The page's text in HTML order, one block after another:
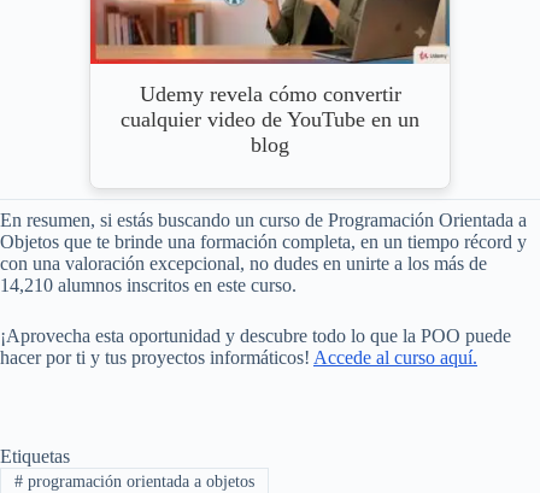
Udemy revela cómo convertir
cualquier video de YouTube en un
blog
En resumen, si estás buscando un curso de Programación Orientada a
Objetos que te brinde una formación completa, en un tiempo récord y
con una valoración excepcional, no dudes en unirte a los más de
14,210 alumnos inscritos en este curso.
¡Aprovecha esta oportunidad y descubre todo lo que la POO puede
hacer por ti y tus proyectos informáticos! Accede al curso aquí.
Etiquetas
#programación orientada a objetos